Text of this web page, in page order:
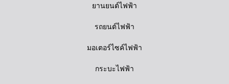
ยานยนต์ไฟฟ้า
รถยนต์ไฟฟ้า
มอเตอร์ไซค์ไฟฟ้า
กระบะไฟฟ้า